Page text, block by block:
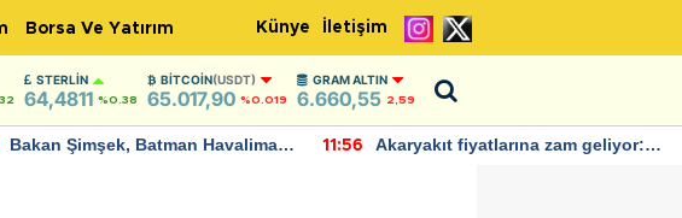
Borsa Ve Yatırım Künye İletişim
STERLIN
64,4811 %0.38
BITCOIN(USDT)
65.017,90 %0.019
GRAM ALTIN
6.660,55 2,59
Bakan Şimşek, Batman Havalimanı
11:56
Akaryakıt fiyatlarına zam geliyor: